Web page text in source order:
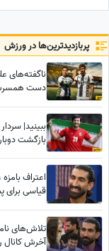
پربازدید‌ترین‌ها در ورزش
ناگفته‌های
دست همسرش!
ببینید|
بازگشت
اعتراف
قیاسی برای
تلاش‌های
آخرش